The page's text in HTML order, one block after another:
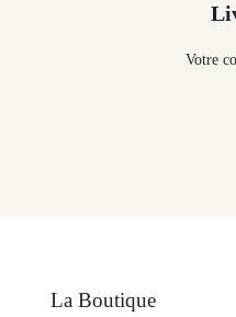
Votre
La Boutique